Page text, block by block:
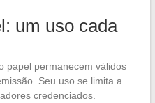
um uso cada
papel permanecem válidos
Seu uso se limita a
credenciados.